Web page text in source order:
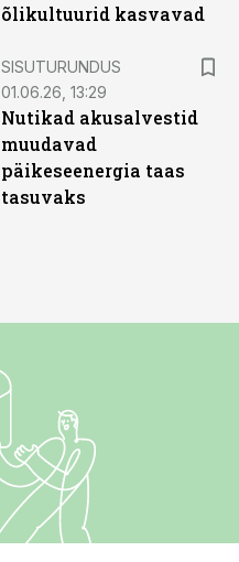
õlikultuurid kasvavad
SISUTURUNDUS
01.06.26, 13:29
Nutikad akusalvestid
muudavad
päikeseenergia taas
tasuvaks